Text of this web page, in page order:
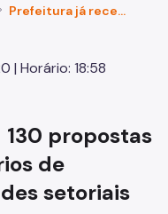
Prefeitura já recebeu 130 propostas de protocolos sanitários de reabertura de entidades setoriais
| Horário: 18:58
propostas
de
setoriais